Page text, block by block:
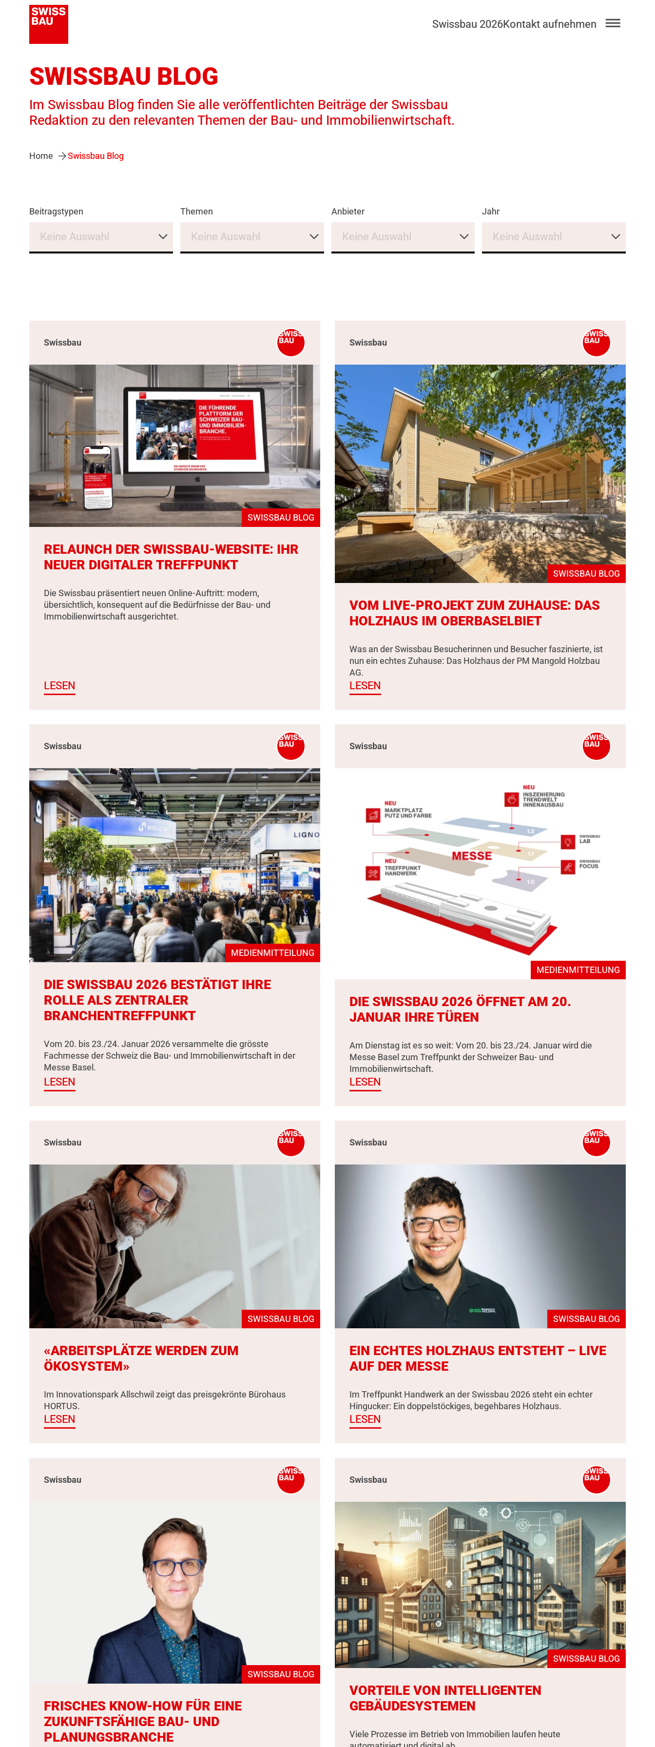
Swissbau 2026Kontakt aufnehmen
SWISSBAU BLOG
Im Swissbau Blog finden Sie alle veröffentlichten Beiträge der Swissbau
Redaktion zu den relevanten Themen der Bau- und Immobilienwirtschaft.
Home Swissbau Blog
Beitragstypen
Keine Auswahl
Themen
Keine Auswahl
Anbieter
Keine Auswahl
Jahr
Keine Auswahl
Swissbau
SWISSBAU BLOG
RELAUNCH DER SWISSBAU-WEBSITE: IHR
NEUER DIGITALER TREFFPUNKT
Die Swissbau präsentiert neuen Online-Auftritt: modern,
übersichtlich, konsequent auf die Bedürfnisse der Bau- und
Immobilienwirtschaft ausgerichtet.
LESEN
Swissbau
SWISSBAU BLOG
VOM LIVE-PROJEKT ZUM ZUHAUSE: DAS
HOLZHAUS IM OBERBASELBIET
Was an der Swissbau Besucherinnen und Besucher faszinierte, ist
nun ein echtes Zuhause: Das Holzhaus der PM Mangold Holzbau
AG.
LESEN
Swissbau
MEDIENMITTEILUNG
DIE SWISSBAU 2026 BESTÄTIGT IHRE
ROLLE ALS ZENTRALER
BRANCHENTREFFPUNKT
Vom 20. bis 23./24. Januar 2026 versammelte die grösste
Fachmesse der Schweiz die Bau- und Immobilienwirtschaft in der
Messe Basel.
LESEN
Swissbau
MEDIENMITTEILUNG
DIE SWISSBAU 2026 ÖFFNET AM 20.
JANUAR IHRE TÜREN
Am Dienstag ist es so weit: Vom 20. bis 23./24. Januar wird die
Messe Basel zum Treffpunkt der Schweizer Bau- und
Immobilienwirtschaft.
LESEN
Swissbau
SWISSBAU BLOG
«ARBEITSPLÄTZE WERDEN ZUM
ÖKOSYSTEM»
Im Innovationspark Allschwil zeigt das preisgekrönte Bürohaus
HORTUS.
LESEN
Swissbau
SWISSBAU BLOG
EIN ECHTES HOLZHAUS ENTSTEHT – LIVE
AUF DER MESSE
Im Treffpunkt Handwerk an der Swissbau 2026 steht ein echter
Hingucker: Ein doppelstöckiges, begehbares Holzhaus.
LESEN
Swissbau
SWISSBAU BLOG
FRISCHES KNOW-HOW FÜR EINE
ZUKUNFTSFÄHIGE BAU- UND
PLANUNGSBRANCHE
Swissbau
SWISSBAU BLOG
VORTEILE VON INTELLIGENTEN
GEBÄUDESYSTEMEN
Viele Prozesse im Betrieb von Immobilien laufen heute